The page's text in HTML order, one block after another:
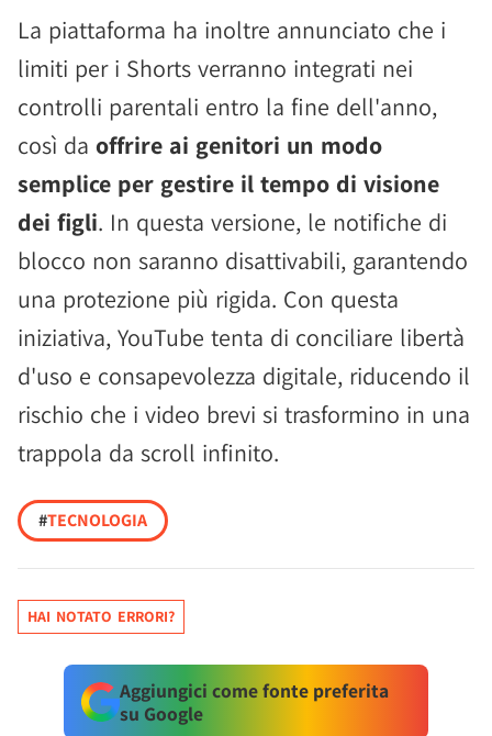
La piattaforma ha inoltre annunciato che i
limiti per i Shorts verranno integrati nei
controlli parentali entro la fine dell'anno,
così da offrire ai genitori un modo
semplice per gestire il tempo di visione
dei figli. In questa versione, le notifiche di
blocco non saranno disattivabili, garantendo
una protezione più rigida. Con questa
iniziativa, YouTube tenta di conciliare libertà
d'uso e consapevolezza digitale, riducendo il
rischio che i video brevi si trasformino in una
trappola da scroll infinito.
#TECNOLOGIA
HAI NOTATO ERRORI?
Aggiungici come fonte preferita
su Google